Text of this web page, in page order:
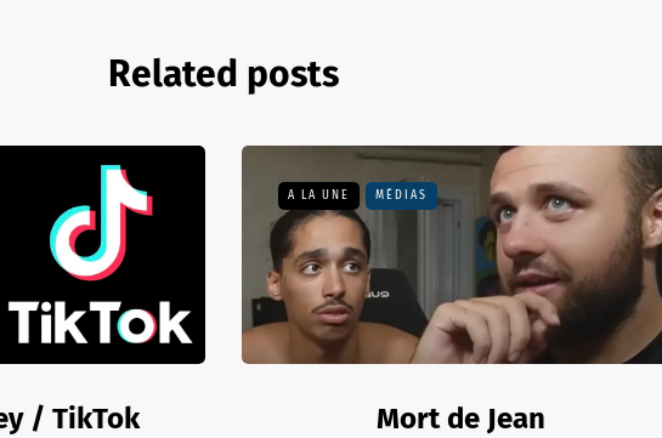
Related posts
/ TikTok
A LA UNE MÉDIAS
Mort de Jean